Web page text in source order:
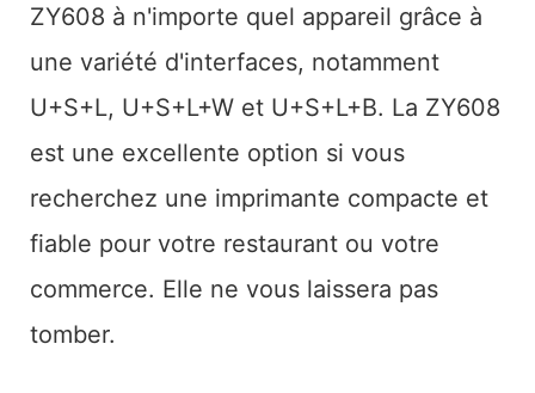
ZY608 à n'importe quel appareil grâce à
une variété d'interfaces, notamment
U+S+L, U+S+L+W et U+S+L+B. La ZY608
est une excellente option si vous
recherchez une imprimante compacte et
fiable pour votre restaurant ou votre
commerce. Elle ne vous laissera pas
tomber.